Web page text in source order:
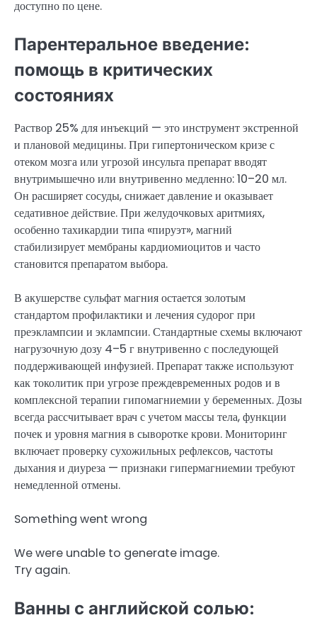
доступно по цене.
Парентеральное введение:
помощь в критических
состояниях
Раствор 25% для инъекций — это инструмент экстренной
и плановой медицины. При гипертоническом кризе с
отеком мозга или угрозой инсульта препарат вводят
внутримышечно или внутривенно медленно: 10–20 мл.
Он расширяет сосуды, снижает давление и оказывает
седативное действие. При желудочковых аритмиях,
особенно тахикардии типа «пируэт», магний
стабилизирует мембраны кардиомиоцитов и часто
становится препаратом выбора.
В акушерстве сульфат магния остается золотым
стандартом профилактики и лечения судорог при
преэклампсии и эклампсии. Стандартные схемы включают
нагрузочную дозу 4–5 г внутривенно с последующей
поддерживающей инфузией. Препарат также используют
как токолитик при угрозе преждевременных родов и в
комплексной терапии гипомагниемии у беременных. Дозы
всегда рассчитывает врач с учетом массы тела, функции
почек и уровня магния в сыворотке крови. Мониторинг
включает проверку сухожильных рефлексов, частоты
дыхания и диуреза — признаки гипермагниемии требуют
немедленной отмены.
Something went wrong
We were unable to generate image.
Try again.
Ванны с английской солью: